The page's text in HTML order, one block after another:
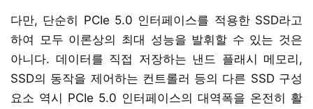
다만, 단순히 PCIe 5.0 인터페이스를 적용한 SSD라고
하여 모두 이론상의 최대 성능을 발휘할 수 있는 것은
아니다. 데이터를 직접 저장하는 낸드 플래시 메모리,
SSD의 동작을 제어하는 컨트롤러 등의 다른 SSD 구성
요소 역시 PCIe 5.0 인터페이스의 대역폭을 온전히 활